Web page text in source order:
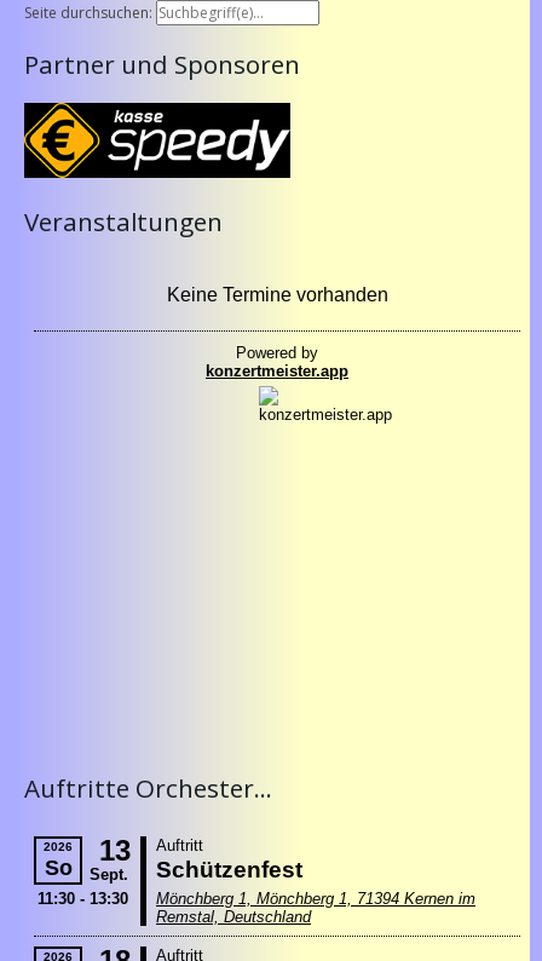
Seite durchsuchen:
Partner und Sponsoren
Veranstaltungen
Auftritte Orchester...